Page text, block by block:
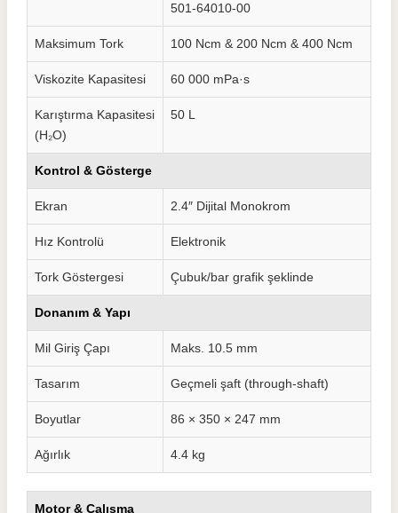
501-64010-00
Maksimum Tork 100 Ncm & 200 Ncm & 400 Ncm
Viskozite Kapasitesi 60 000 mPa·s
Karıştırma Kapasitesi
(H₂O)
50 L
Kontrol & Gösterge
Ekran 2.4″ Dijital Monokrom
Hız Kontrolü Elektronik
Tork Göstergesi Çubuk/bar grafik şeklinde
Donanım & Yapı
Mil Giriş Çapı Maks. 10.5 mm
Tasarım Geçmeli şaft (through-shaft)
Boyutlar 86 × 350 × 247 mm
Ağırlık 4.4 kg
Motor & Çalışma